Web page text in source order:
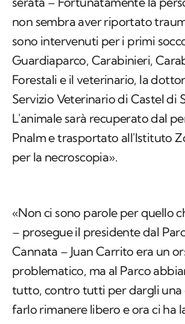
non sembra aver riportato
sono intervenuti per i primi
Guardiaparco, Carabinieri,
Forestali e il veterinario, la
Servizio Veterinario di Castel di
L'animale sarà recuperato dal
Pnalm e trasportato all'Istituto
per la necroscopia».
«Non ci sono parole per quello
– prosegue il presidente dal
Cannata – Juan Carrito era un
problematico, ma al Parco
tutto, contro tutti per dargli una
farlo rimanere libero e ora ci ha